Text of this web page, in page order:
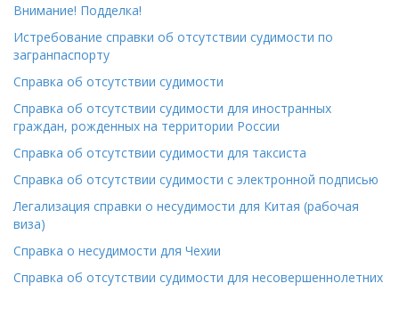
Внимание! Подделка!
Истребование справки об отсутствии судимости по
загранпаспорту
Справка об отсутствии судимости
Справка об отсутствии судимости для иностранных
граждан, рожденных на территории России
Справка об отсутствии судимости для таксиста
Справка об отсутствии судимости с электронной подписью
Легализация справки о несудимости для Китая (рабочая
виза)
Справка о несудимости для Чехии
Справка об отсутствии судимости для несовершеннолетних